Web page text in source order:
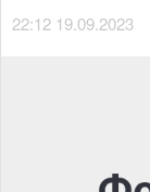
22:12 19.09.2023